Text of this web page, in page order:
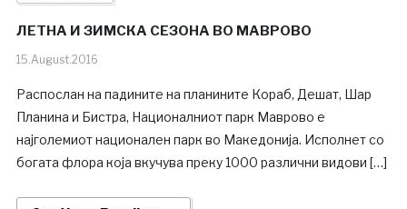
ЛЕТНА И ЗИМСКА СЕЗОНА ВО МАВРОВО
15.August.2016
Распослан на падините на планините Кораб, Дешат, Шар
Планина и Бистра, Националниот парк Маврово е
најголемиот национален парк во Македонија. Исполнет со
богата флора која вкучува преку 1000 различни видови […]